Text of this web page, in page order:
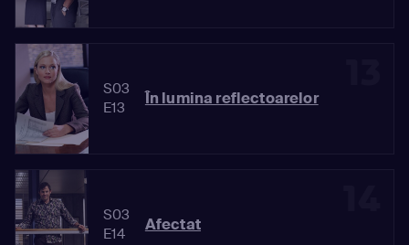
S03
E13
În lumina reflectoarelor
S03
E14
Afectat